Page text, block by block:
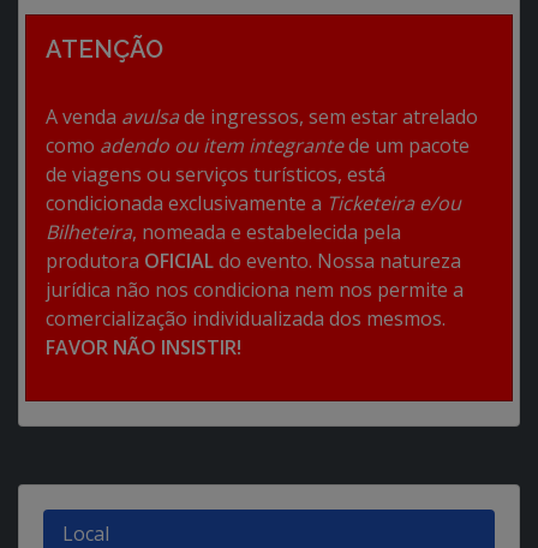
ATENÇÃO
A venda avulsade ingressos, sem estar atrelado
como adendo ou item integrantede um pacote
de viagens ou serviços turísticos, está
condicionada exclusivamente a Ticketeira e/ou
Bilheteira, nomeada e estabelecida pela
produtora OFICIALdo evento. Nossa natureza
jurídica não nos condiciona nem nos permite a
comercialização individualizada dos mesmos.
FAVOR NÃO INSISTIR!
Local